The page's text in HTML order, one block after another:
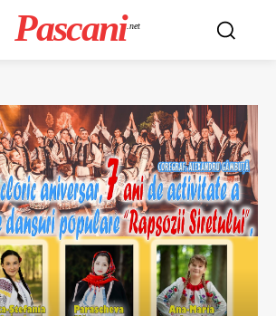
Pascani .net